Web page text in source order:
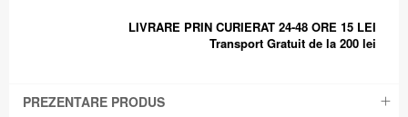
LIVRARE PRIN CURIERAT 24-48 ORE 15 LEI
Transport Gratuit de la 200 lei
PREZENTARE PRODUS